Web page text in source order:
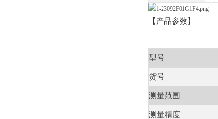
【产品参数】
型号
货号
测量范围
测量精度